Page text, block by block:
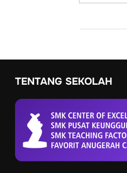
TENTANG SEKOLAH